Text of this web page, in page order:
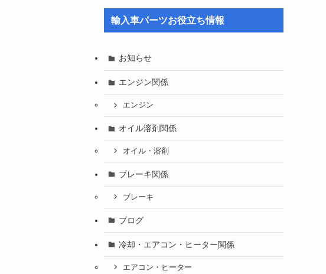
輸入車パーツお役立ち情報
お知らせ
エンジン関係
エンジン
オイル溶剤関係
オイル・溶剤
ブレーキ関係
ブレーキ
ブログ
冷却・エアコン・ヒーター関係
エアコン・ヒーター